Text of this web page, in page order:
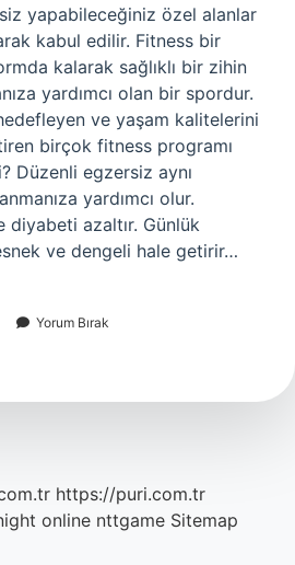
yapabileceğiniz özel alanlar
kabul edilir. Fitness bir
kalarak sağlıklı bir zihin
yardımcı olan bir spordur.
hedefleyen ve yaşam kalitelerini
birçok fitness programı
Düzenli egzersiz aynı
yardımcı olur.
diyabeti azaltır. Günlük
ve dengeli hale getirir…
Yorum Bırak
https://puri.com.tr
online nttgame Sitemap